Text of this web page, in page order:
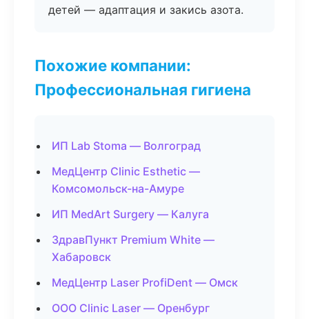
детей — адаптация и закись азота.
Похожие компании:
Профессиональная гигиена
ИП Lab Stoma — Волгоград
МедЦентр Clinic Esthetic —
Комсомольск-на-Амуре
ИП MedArt Surgery — Калуга
ЗдравПункт Premium White —
Хабаровск
МедЦентр Laser ProfiDent — Омск
ООО Clinic Laser — Оренбург